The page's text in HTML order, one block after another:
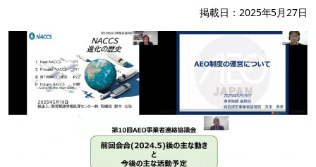
掲載日：2025年5月27日